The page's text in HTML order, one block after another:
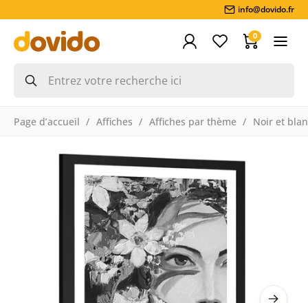
info@dovido.fr
0
Page d’accueil Affiches Affiches par thème Noir et